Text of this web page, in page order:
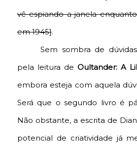
vê espiando a janela
em 1945].
Sem sombra de
pela leitura de Oultander: A
embora esteja com aquela
Será que o segundo livro é
Não obstante, a escrita de
potencial de criatividade já